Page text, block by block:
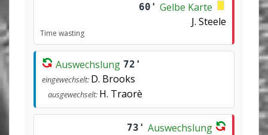
60' Gelbe Karte
J. Steele
Time wasting
Auswechslung 72'
eingewechselt: D. Brooks
ausgewechselt: H. Traorè
73' Auswechslung